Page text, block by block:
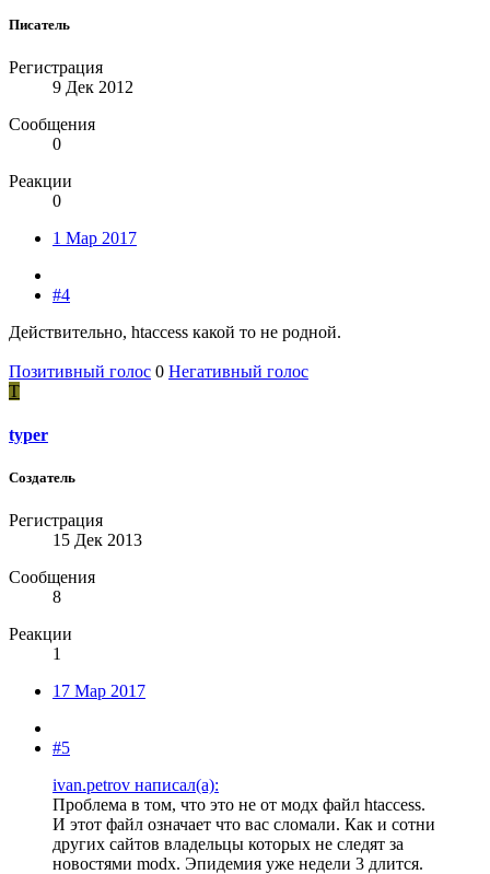
Писатель
Регистрация
9 Дек 2012
Сообщения
0
Реакции
0
1 Мар 2017
#4
Действительно, htaccess какой то не родной.
Позитивный голос 0 Негативный голос
T
typer
Создатель
Регистрация
15 Дек 2013
Сообщения
8
Реакции
1
17 Мар 2017
#5
ivan.petrov написал(а):
Проблема в том, что это не от модх файл htaccess.
И этот файл означает что вас сломали. Как и сотни
других сайтов владельцы которых не следят за
новостями modx. Эпидемия уже недели 3 длится.